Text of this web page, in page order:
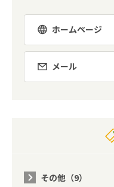
ホームページ
メール
その他（9）